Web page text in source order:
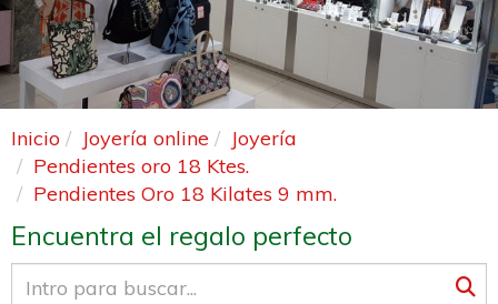
Inicio Joyería online
Joyería
Pendientes oro 18 Ktes.
Pendientes Oro 18 Kilates 9 mm.
Encuentra el regalo perfecto